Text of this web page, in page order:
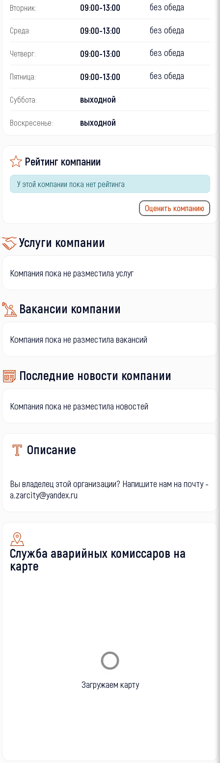
Вторник: 09:00-13:00 без обеда
Среда: 09:00-13:00 без обеда
Четверг: 09:00-13:00 без обеда
Пятница: 09:00-13:00 без обеда
Суббота: выходной
Воскресенье: выходной
Рейтинг компании
У этой компании пока нет рейтинга
Оценить компанию
Услуги компании
Компания пока не разместила услуг
Вакансии компании
Компания пока не разместила вакансий
Последние новости компании
Компания пока не разместила новостей
Описание
Вы владелец этой организации? Напишите нам на почту -
a.zarcity@yandex.ru
Служба аварийных комиссаров на
карте
Загружаем карту